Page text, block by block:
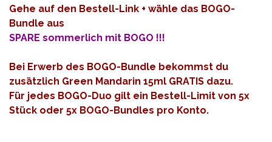
Gehe auf den Bestell-Link + wähle das BOGO-
Bundle aus
SPARE sommerlich mit BOGO !!!
Bei Erwerb des BOGO-Bundle bekommst du
zusätzlich Green Mandarin 15ml GRATIS dazu.
Für jedes BOGO-Duo gilt ein Bestell-Limit von 5x
Stück oder 5x BOGO-Bundles pro Konto.